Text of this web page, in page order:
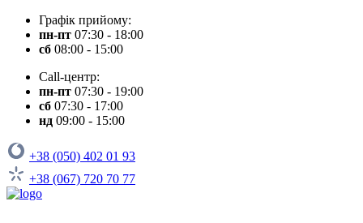
Графік прийому:
пн-пт 07:30 - 18:00
сб 08:00 - 15:00
Call-центр:
пн-пт 07:30 - 19:00
сб 07:30 - 17:00
нд 09:00 - 15:00
+38 (050) 402 01 93
+38 (067) 720 70 77